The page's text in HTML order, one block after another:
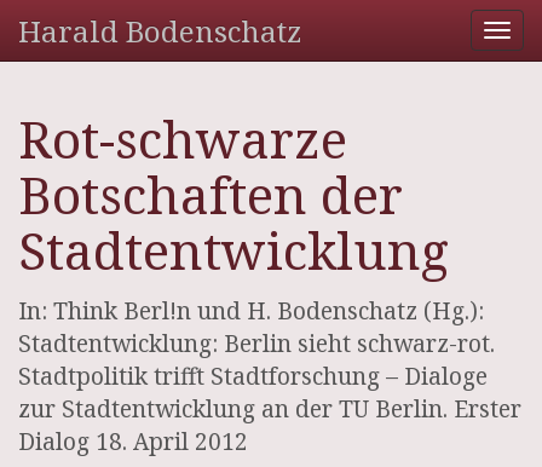
Harald Bodenschatz
Rot-schwarze
Botschaften der
Stadtentwicklung
In: Think Berl!n und H. Bodenschatz (Hg.):
Stadtentwicklung: Berlin sieht schwarz-rot.
Stadtpolitik trifft Stadtforschung – Dialoge
zur Stadtentwicklung an der TU Berlin. Erster
Dialog 18. April 2012